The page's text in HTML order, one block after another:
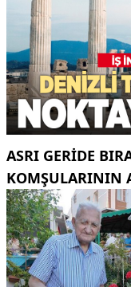
ASRI GERIDE
KOMŞULARININ